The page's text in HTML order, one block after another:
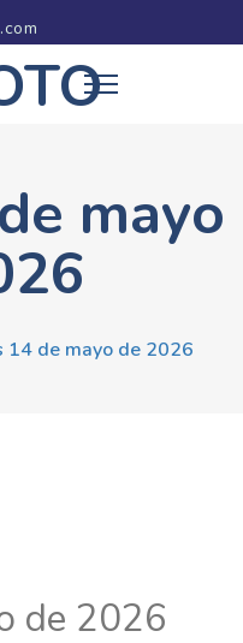
mayo
14 de mayo de 2026
de 2026